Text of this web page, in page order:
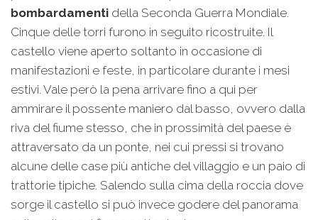
bombardamenti della Seconda Guerra Mondiale.
Cinque delle torri furono in seguito ricostruite. Il
castello viene aperto soltanto in occasione di
manifestazioni e feste, in particolare durante i mesi
estivi. Vale però la pena arrivare fino a qui per
ammirare il possente maniero dal basso, ovvero dalla
riva del fiume stesso, che in prossimità del paese è
attraversato da un ponte, nei cui pressi si trovano
alcune delle case più antiche del villaggio e un paio di
trattorie tipiche. Salendo sulla cima della roccia dove
sorge il castello si può invece godere del panorama